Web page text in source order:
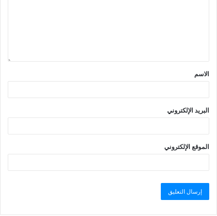
الاسم
البريد الإلكتروني
الموقع الإلكتروني